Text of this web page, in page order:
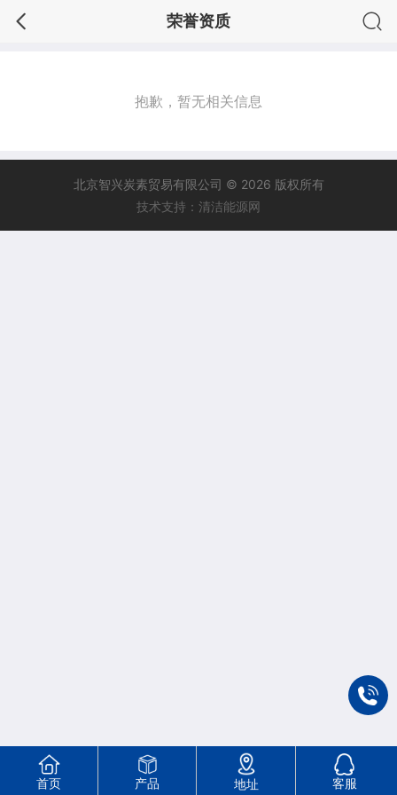
荣誉资质
抱歉，暂无相关信息
北京智兴炭素贸易有限公司 © 2026 版权所有
技术支持：清洁能源网
首页 产品 地址 客服